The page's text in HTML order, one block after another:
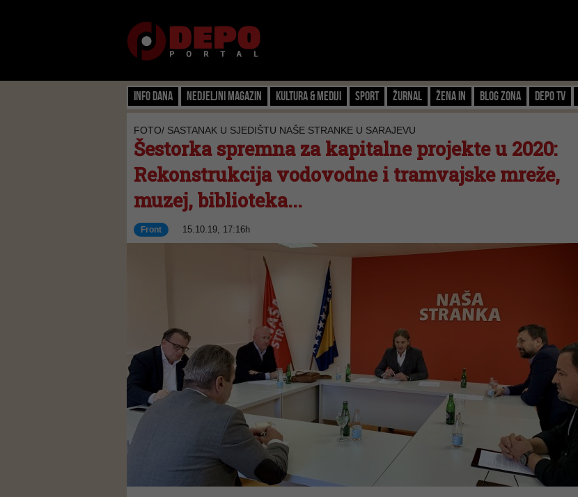
Info dana Nedjeljni magazin Kultura & Mediji Sport Žurnal Žena IN Blog zona Depo TV
FOTO/ SASTANAK U SJEDIŠTU NAŠE STRANKE U SARAJEVU
Šestorka spremna za kapitalne projekte u 2020:
Rekonstrukcija vodovodne i tramvajske mreže,
muzej, biblioteka...
Front 15.10.19, 17:16h